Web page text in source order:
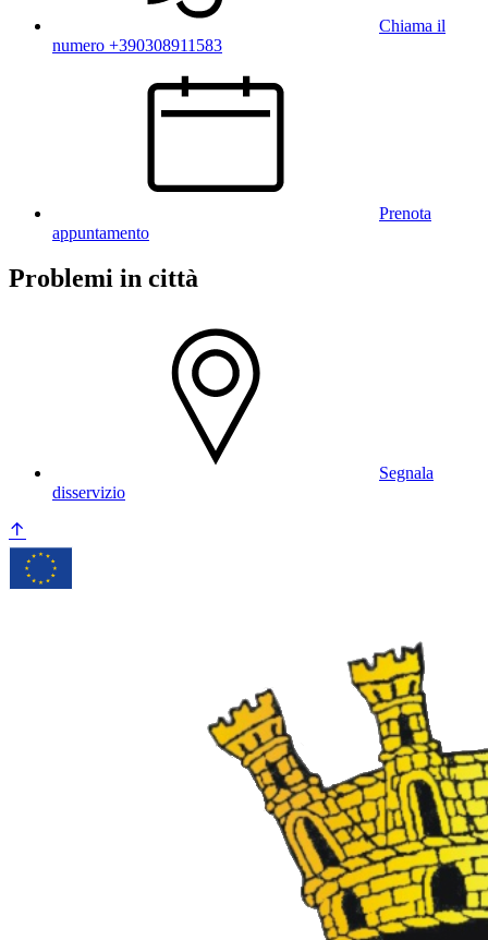
Chiama il
numero +390308911583
Prenota
appuntamento
Problemi in città
Segnala
disservizio